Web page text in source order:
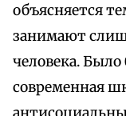
объясняется
занимают
человека.
современная